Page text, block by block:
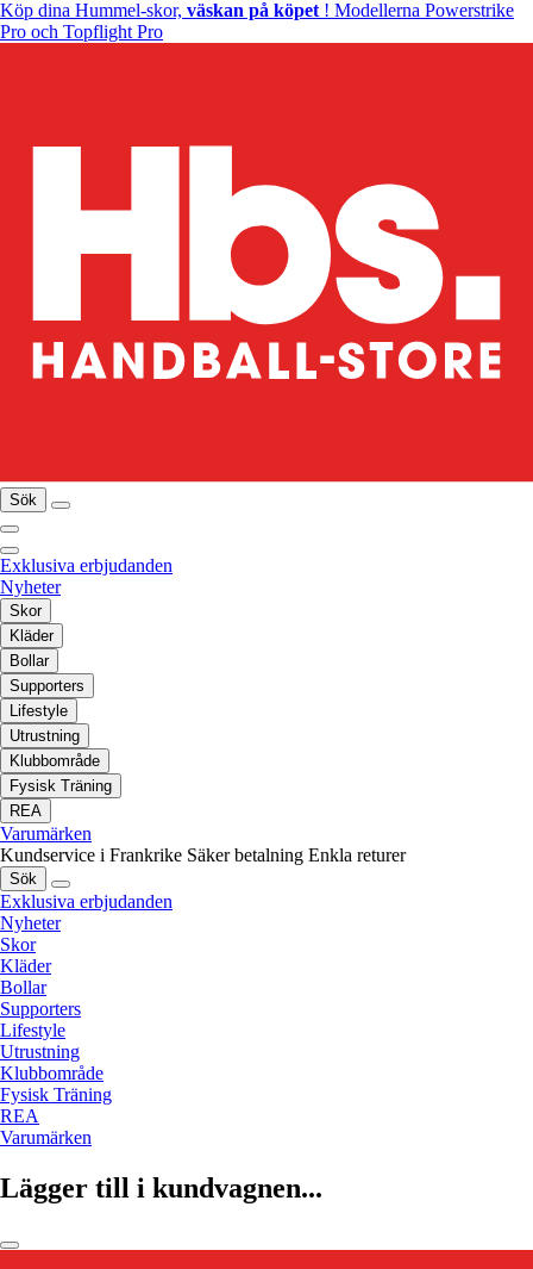
Köp dina Hummel-skor, väskan på köpet ! Modellerna Powerstrike
Pro och Topflight Pro
Sök
Exklusiva erbjudanden
Nyheter
Skor
Kläder
Bollar
Supporters
Lifestyle
Utrustning
Klubbområde
Fysisk Träning
REA
Varumärken
Kundservice i Frankrike Säker betalning Enkla returer
Sök
Exklusiva erbjudanden
Nyheter
Skor
Kläder
Bollar
Supporters
Lifestyle
Utrustning
Klubbområde
Fysisk Träning
REA
Varumärken
Lägger till i kundvagnen...